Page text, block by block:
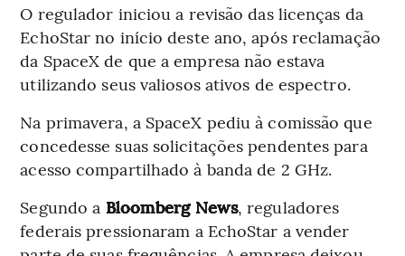
O regulador iniciou a revisão das licenças da
EchoStar no início deste ano, após reclamação
da SpaceX de que a empresa não estava
utilizando seus valiosos ativos de espectro.
Na primavera, a SpaceX pediu à comissão que
concedesse suas solicitações pendentes para
acesso compartilhado à banda de 2 GHz.
Segundo a Bloomberg News, reguladores
federais pressionaram a EchoStar a vender